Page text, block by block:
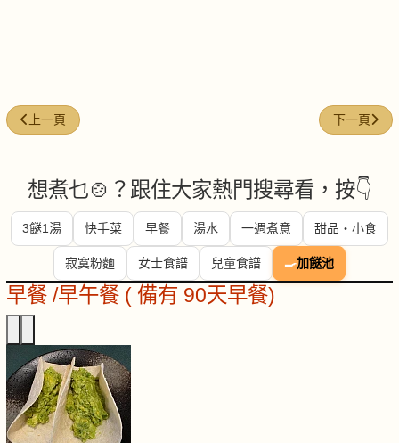
上一篇文章: 今日煮意 (#285)
上一頁 下一篇文
下一頁
想煮乜🍲？跟住大家熱門搜尋看，按👇
3餸1湯 快手菜 早餐 湯水 一週煮意 甜品・小食
寂寞粉麵 女士食譜 兒童食譜 🍳加餸池
早餐 /早午餐 ( 備有 90天早餐)